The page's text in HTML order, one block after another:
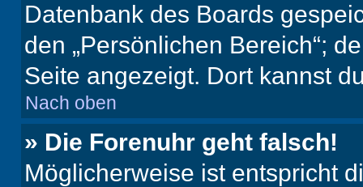
Datenbank des Boards
den „Persönlichen Bereich“;
Seite angezeigt. Dort kannst
Nach oben
» Die Forenuhr geht falsch!
Möglicherweise ist entspricht